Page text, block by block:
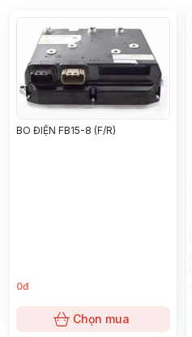
BO ĐIỆN FB15-8 (F/R)
0đ
Chọn mua